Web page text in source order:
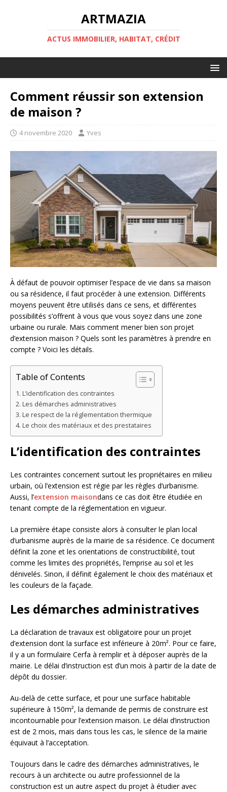
ARTMAZIA
ACTUS IMMOBILIER, HABITAT, CRÉDIT
Comment réussir son extension
de maison ?
4 novembre 2020 Yves
À défaut de pouvoir optimiser l’espace de vie dans sa maison
ou sa résidence, il faut procéder à une extension. Différents
moyens peuvent être utilisés dans ce sens, et différentes
possibilités s’offrent à vous que vous soyez dans une zone
urbaine ou rurale. Mais comment mener bien son projet
d’extension maison ? Quels sont les paramètres à prendre en
compte ? Voici les détails.
Table of Contents
L’identification des contraintes
Les démarches administratives
Le respect de la réglementation thermique
Le choix des matériaux et des prestataires
L’identification des contraintes
Les contraintes concernent surtout les propriétaires en milieu
urbain, où l’extension est régie par les règles d’urbanisme.
Aussi, l’extension maisondans ce cas doit être étudiée en
tenant compte de la réglementation en vigueur.
La première étape consiste alors à consulter le plan local
d’urbanisme auprès de la mairie de sa résidence. Ce document
définit la zone et les orientations de constructibilité, tout
comme les limites des propriétés, l’emprise au sol et les
dénivelés. Sinon, il définit également le choix des matériaux et
les couleurs de la façade.
Les démarches administratives
La déclaration de travaux est obligatoire pour un projet
d’extension dont la surface est inférieure à 20m². Pour ce faire,
il y a un formulaire Cerfa à remplir et à déposer auprès de la
mairie. Le délai d’instruction est d’un mois à partir de la date de
dépôt du dossier.
Au-delà de cette surface, et pour une surface habitable
supérieure à 150m², la demande de permis de construire est
incontournable pour l’extension maison. Le délai d’instruction
est de 2 mois, mais dans tous les cas, le silence de la mairie
équivaut à l’acceptation.
Toujours dans le cadre des démarches administratives, le
recours à un architecte ou autre professionnel de la
construction est un autre aspect du projet à étudier avec